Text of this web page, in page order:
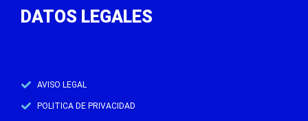
DATOS LEGALES
AVISO LEGAL
POLITICA DE PRIVACIDAD